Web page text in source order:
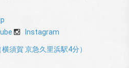
Instagram
須賀 京急久里浜駅4分）